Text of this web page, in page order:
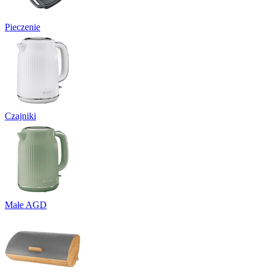
Pieczenie
Czajniki
Małe AGD